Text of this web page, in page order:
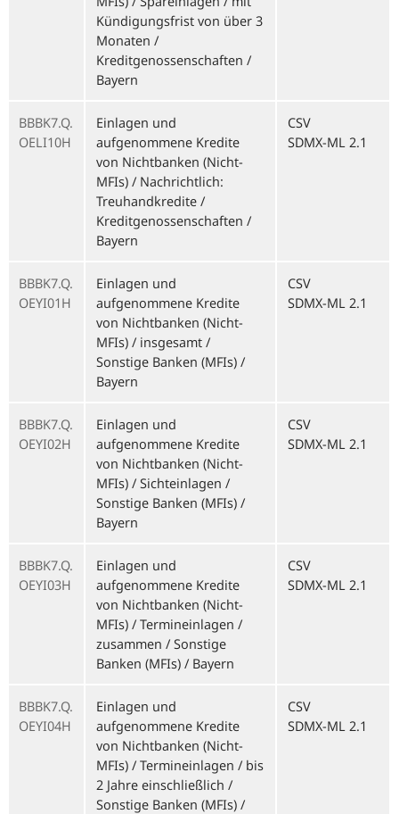
Kündigungsfrist von über 3
Monaten /
Kreditgenossenschaften /
Bayern
BBBK7.Q.
OELI10H
Einlagen und
aufgenommene Kredite
von Nichtbanken (Nicht-
MFIs) / Nachrichtlich:
Treuhandkredite /
Kreditgenossenschaften /
Bayern
CSV
SDMX-ML 2.1
BBBK7.Q.
OEYI01H
Einlagen und
aufgenommene Kredite
von Nichtbanken (Nicht-
MFIs) / insgesamt /
Sonstige Banken (MFIs) /
Bayern
CSV
SDMX-ML 2.1
BBBK7.Q.
OEYI02H
Einlagen und
aufgenommene Kredite
von Nichtbanken (Nicht-
MFIs) / Sichteinlagen /
Sonstige Banken (MFIs) /
Bayern
CSV
SDMX-ML 2.1
BBBK7.Q.
OEYI03H
Einlagen und
aufgenommene Kredite
von Nichtbanken (Nicht-
MFIs) / Termineinlagen /
zusammen / Sonstige
Banken (MFIs) / Bayern
CSV
SDMX-ML 2.1
BBBK7.Q.
OEYI04H
Einlagen und
aufgenommene Kredite
von Nichtbanken (Nicht-
MFIs) / Termineinlagen / bis
2 Jahre einschließlich /
Sonstige Banken (MFIs) /
CSV
SDMX-ML 2.1